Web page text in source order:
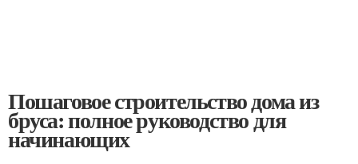
Пошаговое строительство дома из
бруса: полное руководство для
начинающих